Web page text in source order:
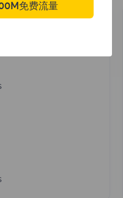
免费流量